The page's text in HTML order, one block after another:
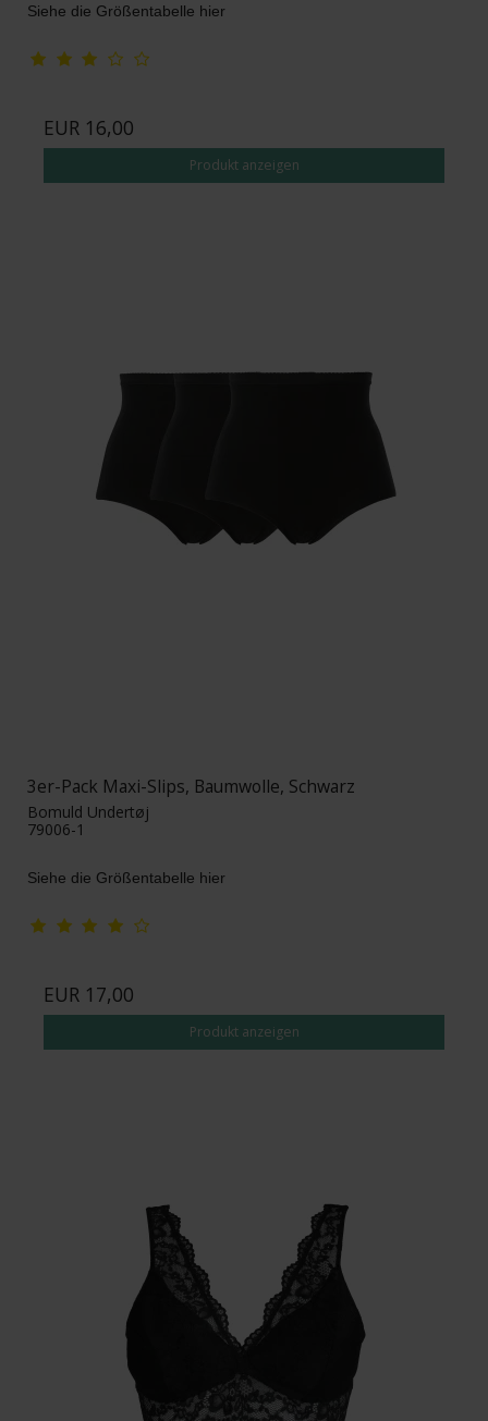
Siehe die Größentabelle hier
EUR 16,00
Produkt anzeigen
3er-Pack Maxi-Slips, Baumwolle, Schwarz
Bomuld Undertøj
79006-1
Siehe die Größentabelle hier
EUR 17,00
Produkt anzeigen